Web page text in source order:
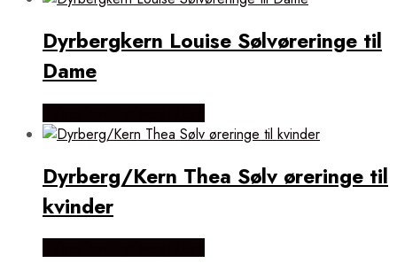
Dyrbergkern Louise Sølvøreringe til
Dame
Dyrberg/Kern Thea Sølv øreringe til
kvinder